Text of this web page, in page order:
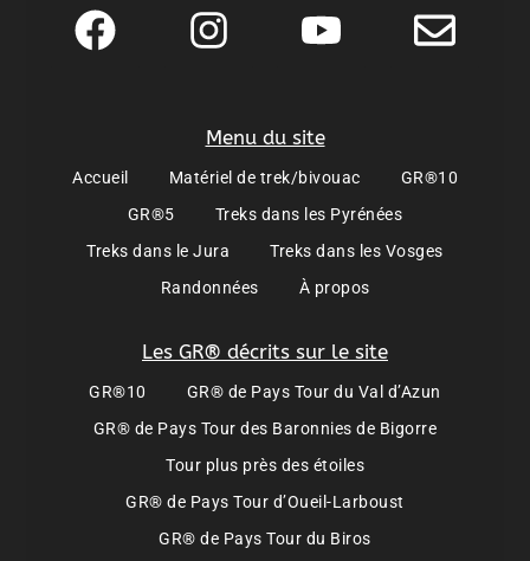
Menu du site
Accueil Matériel de trek/bivouac
GR®10
GR®5
Treks dans les Pyrénées
Treks dans le Jura
Treks dans les Vosges
Randonnées
À propos
Les GR® décrits sur le site
GR®10
GR® de Pays Tour du Val d’Azun
GR® de Pays Tour des Baronnies de Bigorre
Tour plus près des étoiles
GR® de Pays Tour d’Oueil-Larboust
GR® de Pays Tour du Biros